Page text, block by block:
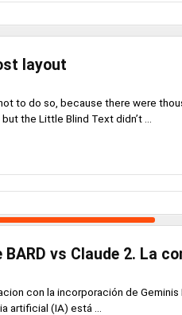
layout
to do so, because there were
the Little Blind Text didn’t ...
BARD vs Claude 2. La
con la incorporación de Geminis
artificial (IA) está ...